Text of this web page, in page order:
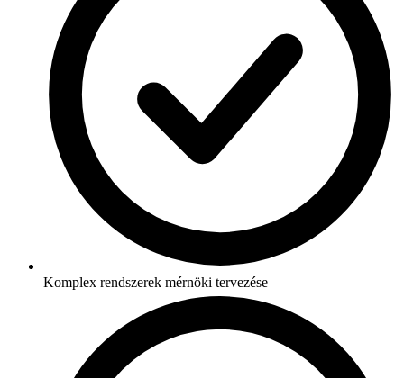
Komplex rendszerek mérnöki tervezése